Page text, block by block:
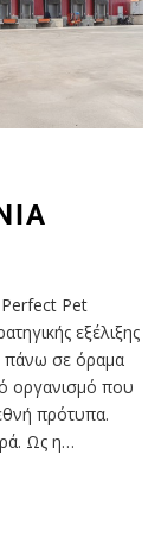
Pet
εξέλιξης
πάνω σε όραμα
οργανισμό που
πρότυπα.
Ως η…